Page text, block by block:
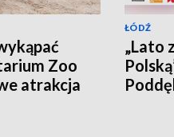
Zoo
atrakcja
ŁÓDŹ
„Lato